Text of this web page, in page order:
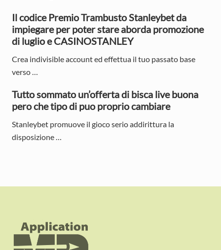
a
r
Il codice Premio Trambusto Stanleybet da
impiegare per poter stare aborda promozione
di luglio e CASINOSTANLEY
Crea indivisible account ed effettua il tuo passato base
verso …
Tutto sommato un’offerta di bisca live buona
pero che tipo di puo proprio cambiare
Stanleybet promuove il gioco serio addirittura la
disposizione …